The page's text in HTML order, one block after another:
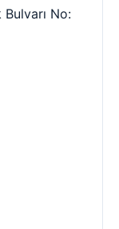
No: